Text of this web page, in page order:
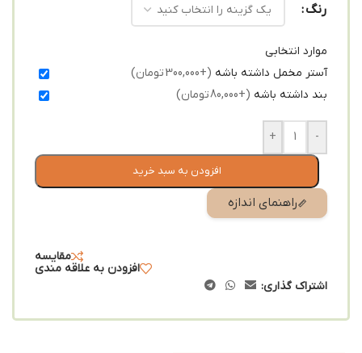
رنگ
موارد انتخابی
آستر مخمل داشته باشه (+300,000 تومان)
بند داشته باشه (+80,000 تومان)
-
+
افزودن به سبد خرید
راهنمای اندازه
مقایسه
افزودن به علاقه مندی
اشتراک گذاری: